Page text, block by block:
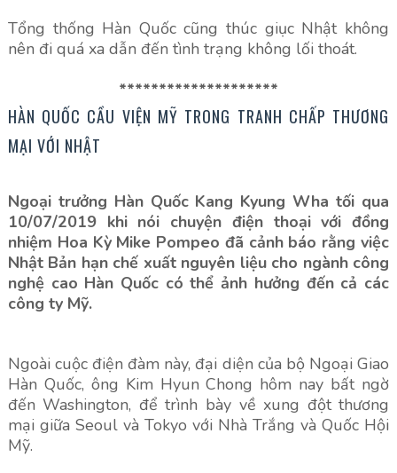
Tổng thống Hàn Quốc cũng thúc giục Nhật không
nên đi quá xa dẫn đến tình trạng không lối thoát.
********************
HÀN QUỐC CẦU VIỆN MỸ TRONG TRANH CHẤP THƯƠNG
MẠI VỚI NHẬT
Ngoại trưởng Hàn Quốc Kang Kyung Wha tối qua
10/07/2019 khi nói chuyện điện thoại với đồng
nhiệm Hoa Kỳ Mike Pompeo đã cảnh báo rằng việc
Nhật Bản hạn chế xuất nguyên liệu cho ngành công
nghệ cao Hàn Quốc có thể ảnh hưởng đến cả các
công ty Mỹ.
Ngoài cuộc điện đàm này, đại diện của bộ Ngoại Giao
Hàn Quốc, ông Kim Hyun Chong hôm nay bất ngờ
đến Washington, để trình bày về xung đột thương
mại giữa Seoul và Tokyo với Nhà Trắng và Quốc Hội
Mỹ.